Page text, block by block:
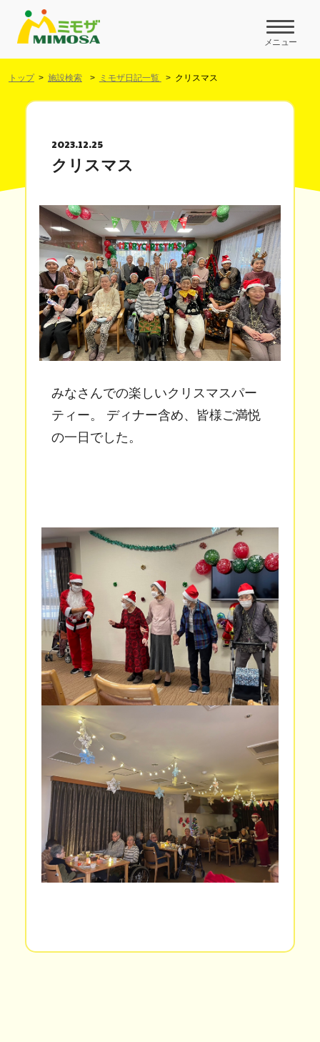
メニュー
トップ 施設検索 ミモザ日記一覧 クリスマス
2023.12.25
クリスマス
みなさんでの楽しいクリスマスパー
ティー。 ディナー含め、皆様ご満悦
の一日でした。